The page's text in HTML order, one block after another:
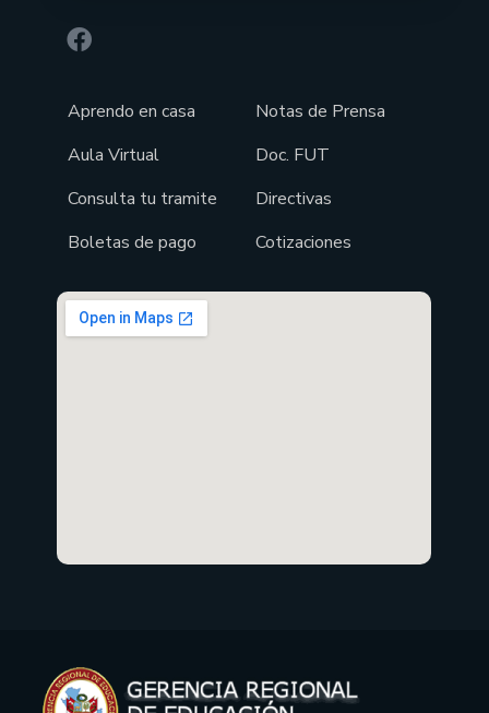
Aprendo en casa
Aula Virtual
Consulta tu tramite
Boletas de pago
Notas de Prensa
Doc. FUT
Directivas
Cotizaciones